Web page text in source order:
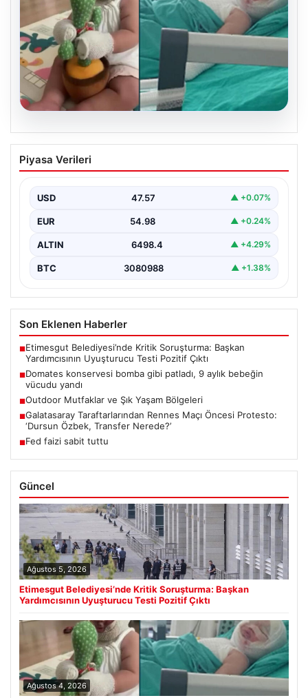
Domates konservesi bomba gibi patladı,
9 aylık bebeğin vücudu yandı
Piyasa Verileri
USD 47.57 ▲ +0.07%
EUR 54.98 ▲ +0.24%
ALTIN 6498.4 ▲ +4.29%
BTC 3080988 ▲ +1.38%
Son Eklenen Haberler
■Etimesgut Belediyesi’nde Kritik Soruşturma: Başkan
Yardımcısının Uyuşturucu Testi Pozitif Çıktı
■Domates konservesi bomba gibi patladı, 9 aylık bebeğin
vücudu yandı
■Outdoor Mutfaklar ve Şık Yaşam Bölgeleri
■Galatasaray Taraftarlarından Rennes Maçı Öncesi Protesto:
‘Dursun Özbek, Transfer Nerede?’
■Fed faizi sabit tuttu
Güncel
Ağustos 5, 2026
Etimesgut Belediyesi’nde Kritik Soruşturma: Başkan
Yardımcısının Uyuşturucu Testi Pozitif Çıktı
Ağustos 4, 2026